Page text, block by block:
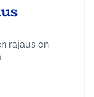
rajaus on